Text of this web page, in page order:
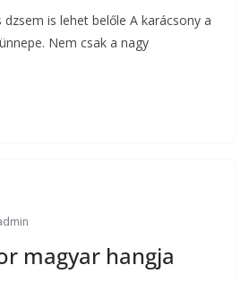
is lehet belőle A karácsony a
Nem csak a nagy
magyar hangja